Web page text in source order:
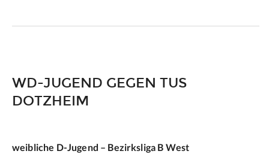
WD-JUGEND GEGEN TUS
DOTZHEIM
weibliche D-Jugend – Bezirksliga B West